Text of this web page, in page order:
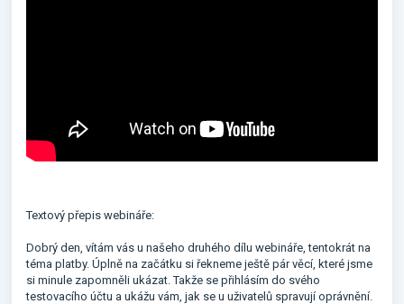
Textový přepis webináře:
Dobrý den, vítám vás u našeho druhého dílu webináře, tentokrát na
téma platby. Úplně na začátku si řekneme ještě pár věcí, které jsme
si minule zapomněli ukázat. Takže se přihlásím do svého
testovacího účtu a ukážu vám, jak se u uživatelů spravují oprávnění.